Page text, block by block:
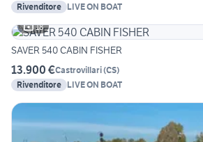
Rivenditore LIVE ON BOAT
18
SAVER 540 CABIN FISHER
13.900 €Castrovillari(CS)
Rivenditore LIVE ON BOAT